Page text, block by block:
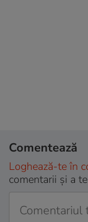
Comentează
Loghează-te în
comentarii și a